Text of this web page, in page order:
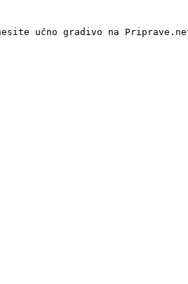
učno gradivo na